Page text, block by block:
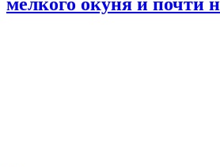
мелкого окуня и почти